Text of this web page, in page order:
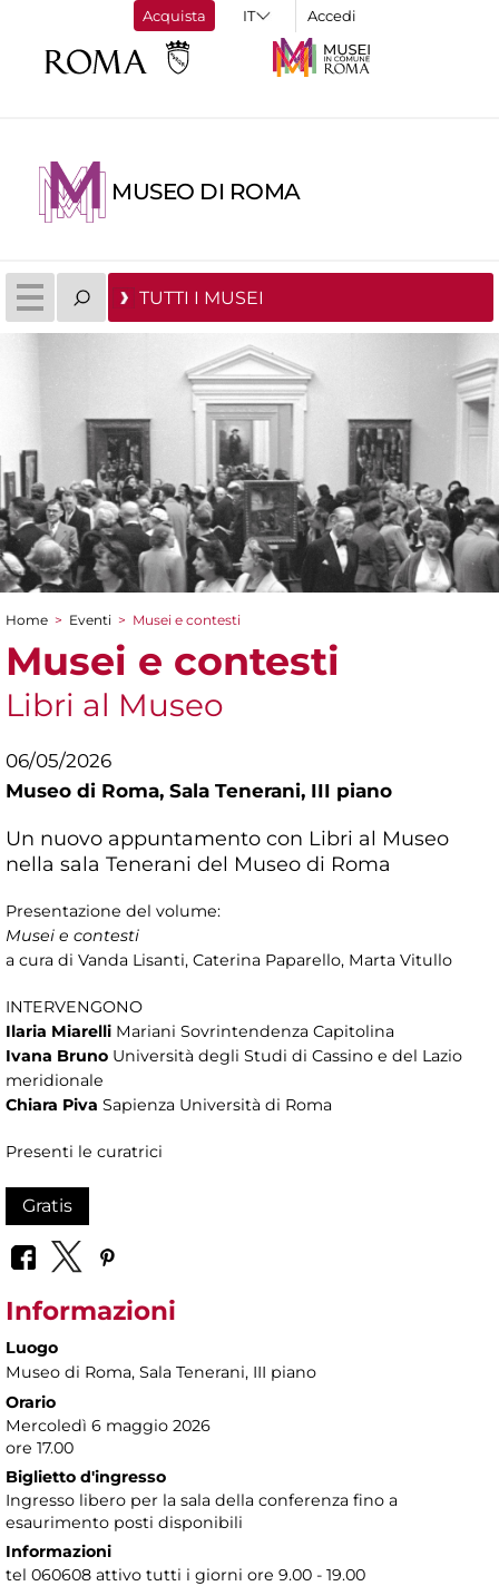
Acquista Accedi
MUSEO DI ROMA
TUTTI I MUSEI
Tu sei qui
Home > Eventi > Musei e contesti
Musei e contesti
Libri al Museo
06/05/2026
Museo di Roma, Sala Tenerani, III piano
Un nuovo appuntamento con Libri al Museo
nella sala Tenerani del Museo di Roma
Presentazione del volume:
Musei e contesti
a cura di Vanda Lisanti, Caterina Paparello, Marta Vitullo
INTERVENGONO
Ilaria Miarelli Mariani Sovrintendenza Capitolina
Ivana Bruno Università degli Studi di Cassino e del Lazio
meridionale
Chiara Piva Sapienza Università di Roma
Presenti le curatrici
Gratis
Informazioni
Luogo
Museo di Roma, Sala Tenerani, III piano
Orario
Mercoledì 6 maggio 2026
ore 17.00
Biglietto d'ingresso
Ingresso libero per la sala della conferenza fino a
esaurimento posti disponibili
Informazioni
tel 060608 attivo tutti i giorni ore 9.00 - 19.00